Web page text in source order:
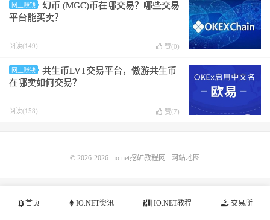
网上赚钱
幻币 (MGC)币在哪交易？哪些交易
平台能买卖？
阅读(149) 赞(0)
网上赚钱
共生币LVT交易平台，傲游共生币
在哪卖如何交易？
阅读(158) 赞(7)
首页 IO.NET资讯 IO.NET教程 交易所
© 2026-2026 io.net挖矿教程网 网站地图